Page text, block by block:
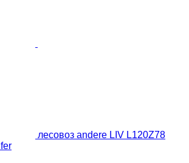
лесовоз andere LIV L120Z78